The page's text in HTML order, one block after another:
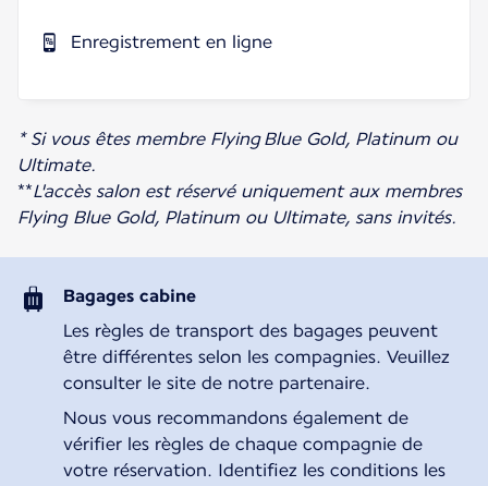
Enregistrement en ligne
* Si vous êtes membre Flying Blue Gold, Platinum ou
Ultimate.
**L'accès salon est réservé uniquement aux membres
Flying Blue Gold, Platinum ou Ultimate, sans invités.
Bagages cabine
Les règles de transport des bagages peuvent
être différentes selon les compagnies. Veuillez
consulter le site de notre partenaire.
Nous vous recommandons également de
vérifier les règles de chaque compagnie de
votre réservation. Identifiez les conditions les